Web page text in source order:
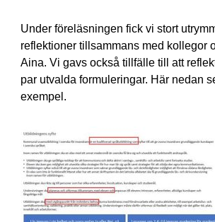
Under föreläsningen fick vi stort
reflektioner tillsammans med kollegor
Aina. Vi gavs också tillfälle till att
par utvalda formuleringar. Här nedan
exempel.